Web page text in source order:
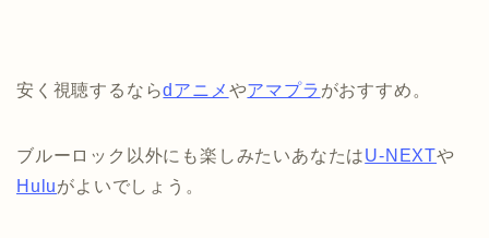
安く視聴するならdアニメ やアマプラ がおすすめ。
ブルーロック以外にも楽しみたいあなたはU-NEXTや
Huluがよいでしょう。